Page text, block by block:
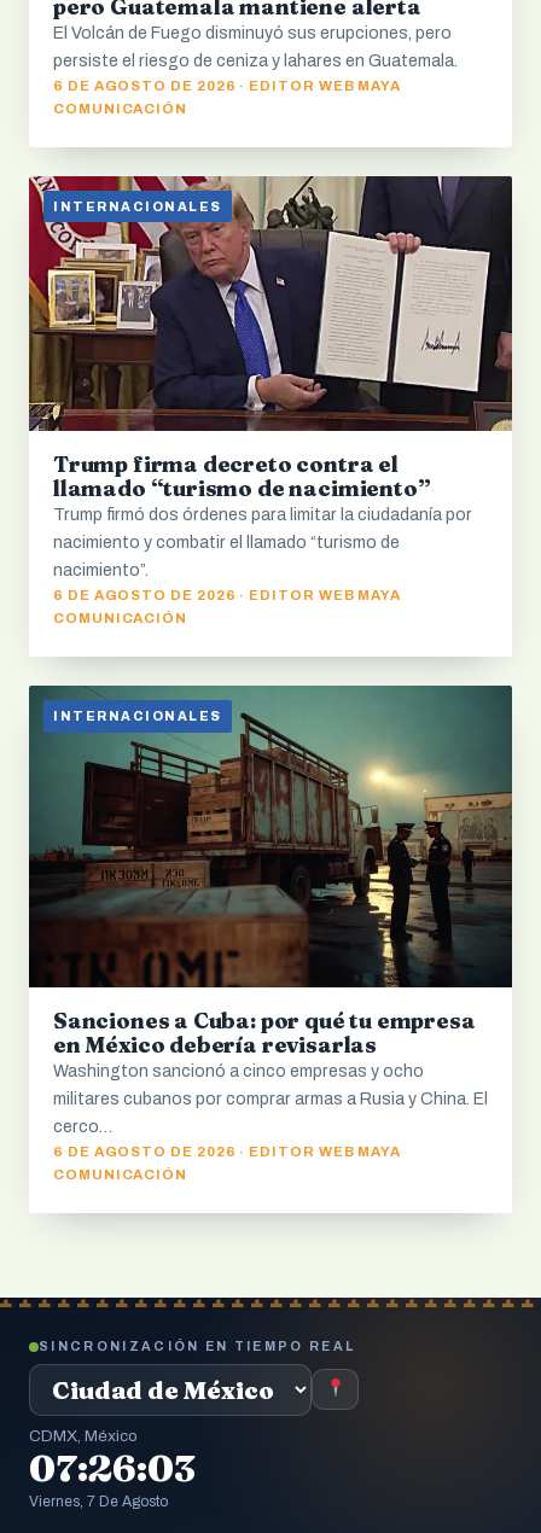
pero Guatemala mantiene alerta
El Volcán de Fuego disminuyó sus erupciones, pero
persiste el riesgo de ceniza y lahares en Guatemala.
6 DE AGOSTO DE 2026 · EDITOR WEB MAYA
COMUNICACIÓN
INTERNACIONALES
Trump firma decreto contra el
llamado “turismo de nacimiento”
Trump firmó dos órdenes para limitar la ciudadanía por
nacimiento y combatir el llamado “turismo de
nacimiento”.
6 DE AGOSTO DE 2026 · EDITOR WEB MAYA
COMUNICACIÓN
INTERNACIONALES
Sanciones a Cuba: por qué tu empresa
en México debería revisarlas
Washington sancionó a cinco empresas y ocho
militares cubanos por comprar armas a Rusia y China. El
cerco…
6 DE AGOSTO DE 2026 · EDITOR WEB MAYA
COMUNICACIÓN
SINCRONIZACIÓN EN TIEMPO REAL
CDMX, México
07:26:04
Viernes, 7 De Agosto